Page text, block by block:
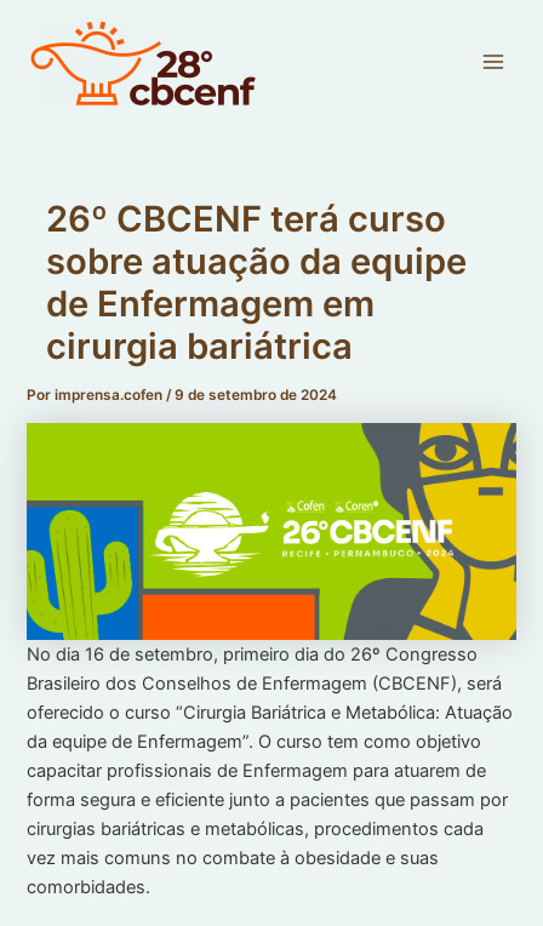
conteúdo
26º CBCENF terá curso
sobre atuação da equipe
de Enfermagem em
cirurgia bariátrica
Porimprensa.cofen/9 de setembro de 2024
No dia 16 de setembro, primeiro dia do 26º Congresso
Brasileiro dos Conselhos de Enfermagem (CBCENF), será
oferecido o curso “Cirurgia Bariátrica e Metabólica: Atuação
da equipe de Enfermagem”. O curso tem como objetivo
capacitar profissionais de Enfermagem para atuarem de
forma segura e eficiente junto a pacientes que passam por
cirurgias bariátricas e metabólicas, procedimentos cada
vez mais comuns no combate à obesidade e suas
comorbidades.